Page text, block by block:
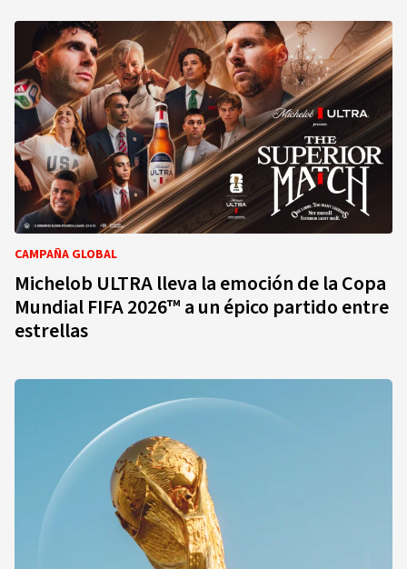
CAMPAÑA GLOBAL
Michelob ULTRA lleva la emoción de la Copa
Mundial FIFA 2026™ a un épico partido entre
estrellas